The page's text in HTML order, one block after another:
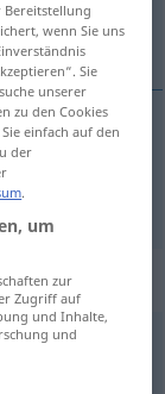
Bereitstellung
wenn Sie uns
Sie
unserer
zu den Cookies
einfach auf den
der
.
um
zur
Zugriff auf
und Inhalte,
und